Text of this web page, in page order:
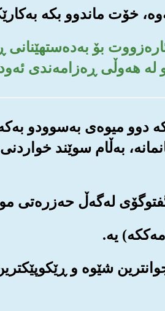
بۆ
له هه‌وڵی ڕه‌زامه‌ندی
دوو میوه‌ی به‌سوودو
به‌ڵام سوێند
جوانترین شێوه و